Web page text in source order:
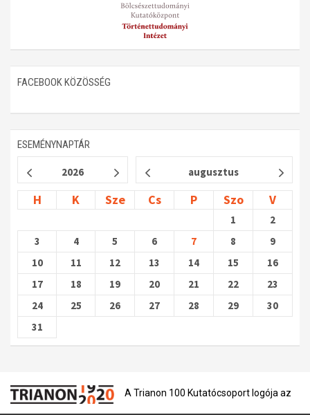
FACEBOOK KÖZÖSSÉG
ESEMÉNYNAPTÁR
2026 augusztus
H K Sze Cs P Szo V
1
2
3
4 5 6 7 8
9
10
11 12 13 14 15
16
17
18 19 20 21 22
23
24
25 26 27 28 29
30
31
A Trianon 100 Kutatócsoport logója az